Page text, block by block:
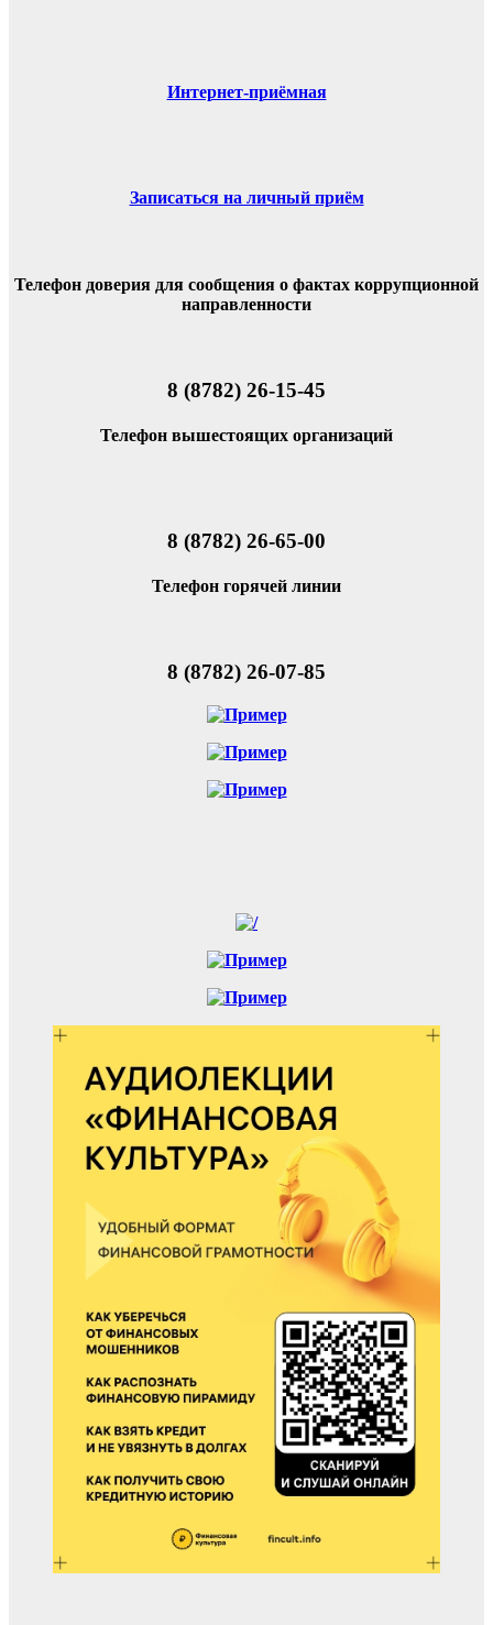
Интернет-приёмная
Записаться на личный приём
Телефон доверия для сообщения о фактах коррупционной
направленности
8 (8782) 26-15-45
Телефон вышестоящих организаций
8 (8782) 26-65-00
Телефон горячей линии
8 (8782) 26-07-85